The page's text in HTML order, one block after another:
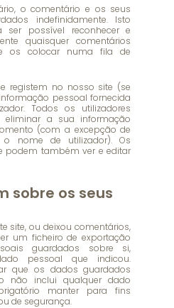
o comentário e os seus
indefinidamente. Isto
possível reconhecer e
quaisquer comentários
os colocar numa fila de
registem no nosso site (se
pessoal fornecida
Todos os utilizadores
eliminar a sua informação
(com a excepção de
nome de utilizador). Os
podem também ver e editar
sobre os seus
site, ou deixou comentários,
um ficheiro de exportação
guardados sobre si,
pessoal que indicou.
que os dados guardados
não inclui qualquer dado
manter para fins
de segurança.